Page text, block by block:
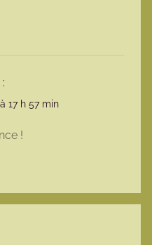
17 h 57 min
!